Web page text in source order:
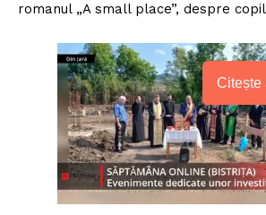
romanul „A small place”, despre
Citește